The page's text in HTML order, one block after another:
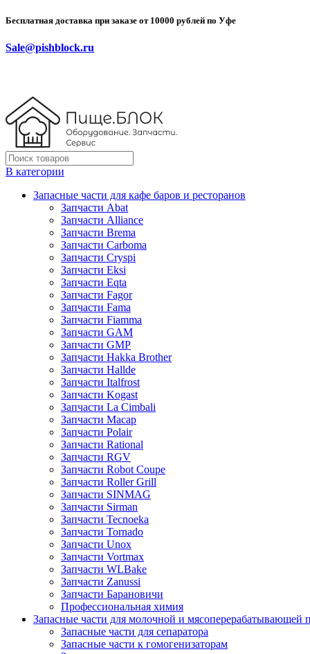
Бесплатная доставка при заказе от 10000 рублей по Уфе
Sale@pishblock.ru
В категории
Запасные части для кафе баров и ресторанов
Запчасти Abat
Запчасти Alliance
Запчасти Brema
Запчасти Carboma
Запчасти Cryspi
Запчасти Eksi
Запчасти Eqta
Запчасти Fagor
Запчасти Fama
Запчасти Fiamma
Запчасти GAM
Запчасти GMP
Запчасти Hakka Brother
Запчасти Hallde
Запчасти Italfrost
Запчасти Kogast
Запчасти La Cimbali
Запчасти Macap
Запчасти Polair
Запчасти Rational
Запчасти RGV
Запчасти Robot Coupe
Запчасти Roller Grill
Запчасти SINMAG
Запчасти Sirman
Запчасти Tecnoeka
Запчасти Tornado
Запчасти Unox
Запчасти Vortmax
Запчасти WLBake
Запчасти Zanussi
Запчасти Барановичи
Профессиональная химия
Запасные части для молочной и мясоперерабатывающей
Запасные части для сепаратора
Запасные части к гомогенизаторам